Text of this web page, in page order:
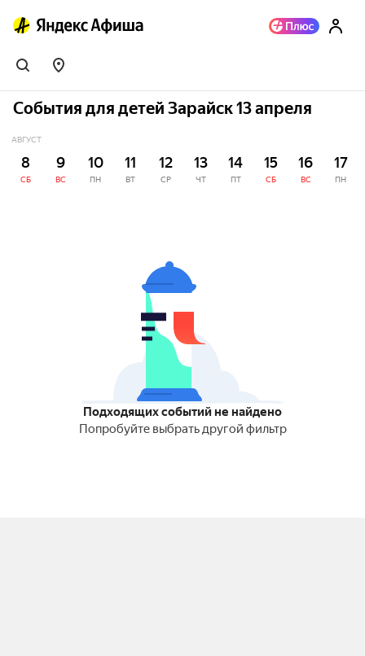
События для детей Зарайск 13 апреля
АВГУСТ
8
СБ
9
ВС
10
ПН
11
ВТ
12
СР
13
ЧТ
14
ПТ
15
СБ
16
ВС
17
ПН
Подходящих событий не найдено
Попробуйте выбрать другой фильтр